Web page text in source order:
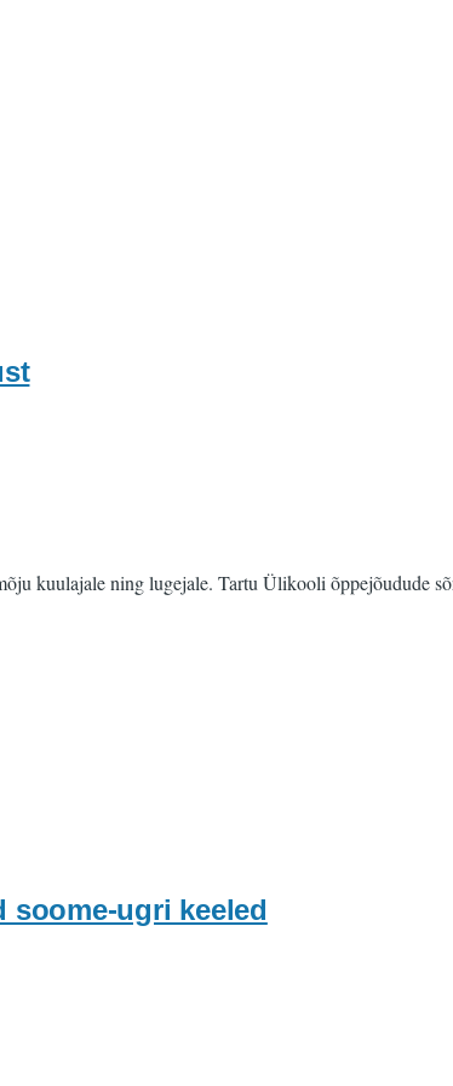
kuulajale ning lugejale. Tartu Ülikooli õppejõudude
soome-ugri keeled